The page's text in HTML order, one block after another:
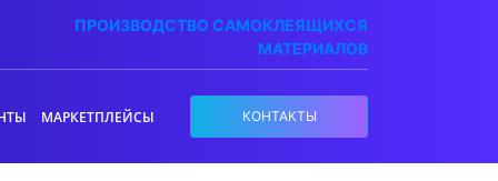
ПРОИЗВОДСТВО САМОКЛЕЯЩИХСЯ
МАТЕРИАЛОВ
МАРКЕТПЛЕЙСЫ КОНТАКТЫ